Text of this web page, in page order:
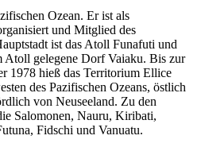
Ozean. Er ist als
und Mitglied des
ist das Atoll Funafuti und
Atoll gelegene Dorf Vaiaku. Bis zur
1978 hieß das Territorium Ellice
des Pazifischen Ozeans, östlich
von Neuseeland. Zu den
Salomonen, Nauru, Kiribati,
Fidschi und Vanuatu.